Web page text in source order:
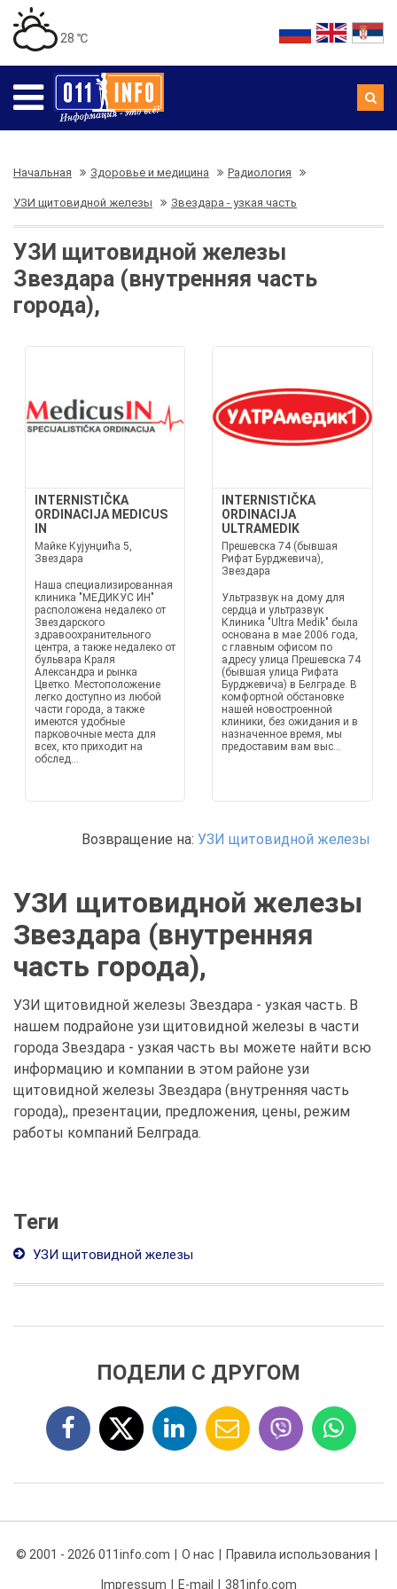
28 ℃
Начальная Здоровье и медицина Радиология
УЗИ щитовидной железы Звездара - узкая часть
УЗИ щитовидной железы
Звездара (внутренняя часть
города),
INTERNISTIČKA
ORDINACIJA MEDICUS
IN
Майке Кујунџића 5,
Звездара
Наша специализированная
клиника "МЕДИКУС ИН"
расположена недалеко от
Звездарского
здравоохранительного
центра, а также недалеко от
бульвара Краля
Александра и рынка
Цветко. Местоположение
легко доступно из любой
части города, а также
имеются удобные
парковочные места для
всех, кто приходит на
обслед...
INTERNISTIČKA
ORDINACIJA
ULTRAMEDIK
Прешевска 74 (бывшая
Рифат Бурджевича),
Звездара
Ультразвук на дому для
сердца и ультразвук
Клиника "Ultra Medik" была
основана в мае 2006 года,
с главным офисом по
адресу улица Прешевска 74
(бывшая улица Рифата
Бурджевича) в Белграде. В
комфортной обстановке
нашей новостроенной
клиники, без ожидания и в
назначенное время, мы
предоставим вам выс...
Возвращение на: УЗИ щитовидной железы
УЗИ щитовидной железы
Звездара (внутренняя
часть города),
УЗИ щитовидной железы Звездара - узкая часть. В
нашем подрайоне узи щитовидной железы в части
города Звездара - узкая часть вы можете найти всю
информацию и компании в этом районе узи
щитовидной железы Звездара (внутренняя часть
города),, презентации, предложения, цены, режим
работы компаний Белграда.
Теги
УЗИ щитовидной железы
ПОДЕЛИ С ДРУГОМ
© 2001 - 2026 011info.com О нас Правила использования
Impressum E-mail 381info.com